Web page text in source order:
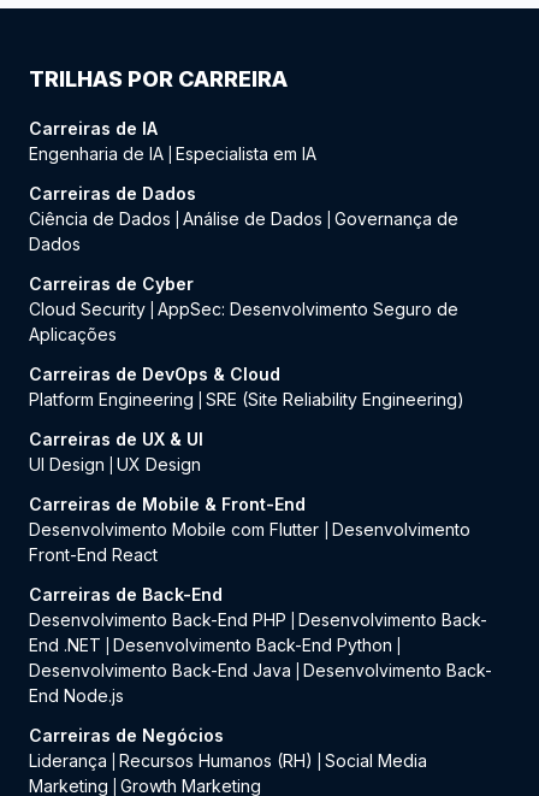
TRILHAS POR CARREIRA
Carreiras de IA
Engenharia de IA Especialista em IA
Carreiras de Dados
Ciência de Dados
Análise de Dados
Governança de
Dados
Carreiras de Cyber
Cloud Security AppSec: Desenvolvimento Seguro de
Aplicações
Carreiras de DevOps & Cloud
Platform Engineering
SRE (Site Reliability Engineering)
Carreiras de UX & UI
UI Design
UX Design
Carreiras de Mobile & Front-End
Desenvolvimento Mobile com Flutter
Desenvolvimento
Front-End React
Carreiras de Back-End
Desenvolvimento Back-End PHP
Desenvolvimento Back-
End .NET
Desenvolvimento Back-End Python
Desenvolvimento Back-End Java
Desenvolvimento Back-
End Node.js
Carreiras de Negócios
Liderança
Recursos Humanos (RH)
Social Media
Marketing
Growth Marketing